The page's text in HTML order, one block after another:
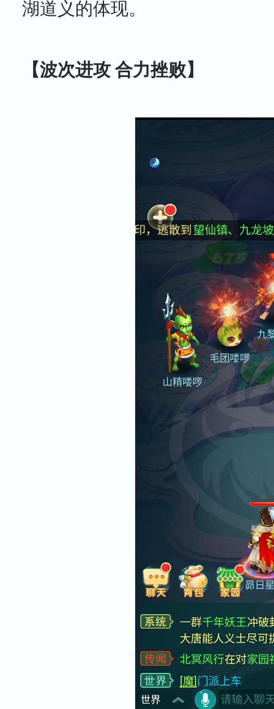
湖道义的体现。
【波次进攻 合力挫败】